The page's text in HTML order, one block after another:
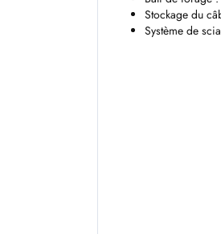
Stockage du
Système de